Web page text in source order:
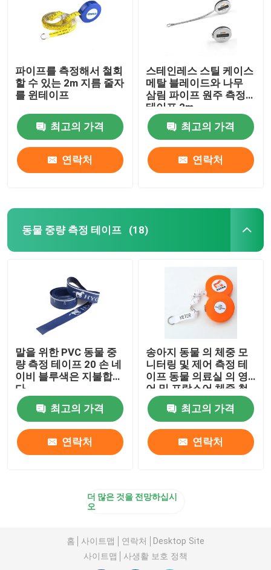
파이프를 측정해서 철회
할 수 있는 2m 지름 줄자
를 윈테이프
최고의 가격
연락처
스테인레스 스틸 케이스
메탈 블레이드와 나무
삼림 파이프 원주 측정
테이프 2m
최고의 가격
연락처
동물 중량 측정 테이프 (18)
말을 위한 PVC 동물 중
량 측정 테이프 20 손 네
이비 블루색은 지불합니
다
최고의 가격
연락처
송아지 동물 의 체중 모
니터링 및 제어 측정 테
이프 동물 의료실 의 영
어 및 프랑스어 체중 척
도
최고의 가격
연락처
더 많은 것을 전망하십시
오
홈 사이트맵 연락처
Desktop Site
사이트맵
사생활 보호 정책